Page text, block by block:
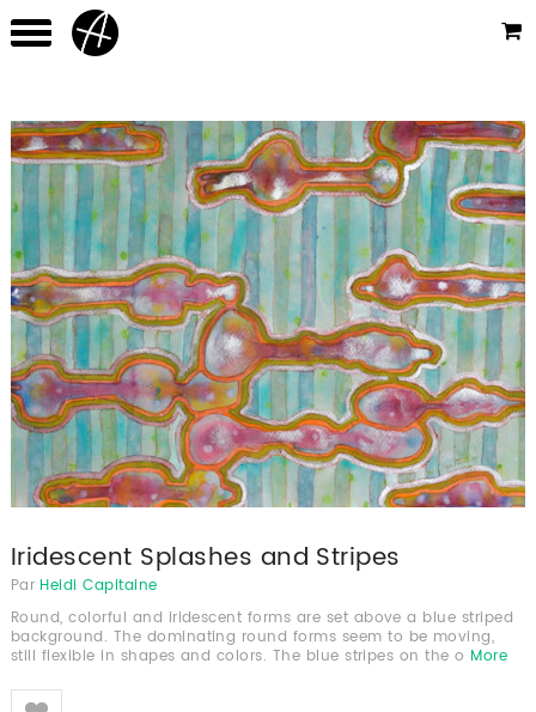
Iridescent Splashes and Stripes
Par Heidi Capitaine
Round, colorful and iridescent forms are set above a blue striped
background. The dominating round forms seem to be moving,
still flexible in shapes and colors. The blue stripes on the o More
Like